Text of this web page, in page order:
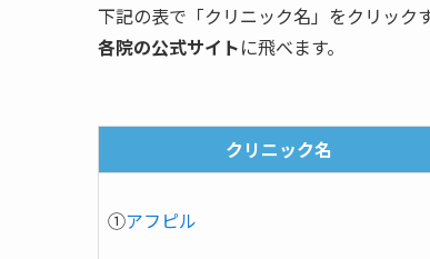
下記の表で「クリニック名」をクリック
各院の公式サイトに飛べます。
クリニック名
①アフピル